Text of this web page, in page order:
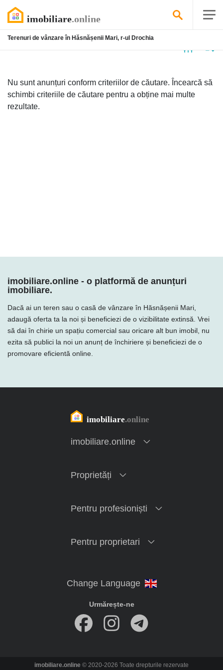
Terenuri de vânzare în Hăsnășenii Mari, r-ul Drochia
Nu sunt anunțuri conform criteriilor de căutare. Încearcă să
schimbi criteriile de căutare pentru a obține mai multe
rezultate.
imobiliare.online - o platformă de anunțuri
imobiliare.
Dacă ai un teren sau o casă de vânzare în Hăsnășenii Mari,
adaugă oferta ta la noi și beneficiezi de o vizibilitate extinsă. Vrei
să dai în chirie un spațiu comercial sau oricare alt bun imobil, nu
ezita să publici la noi un anunț de închiriere și beneficiezi de o
promovare eficientă online.
imobiliare.online
Proprietăți
Pentru profesioniști
Pentru proprietari
Urmărește-ne
imobiliare.online © 2020-2026 Toate drepturile rezervate